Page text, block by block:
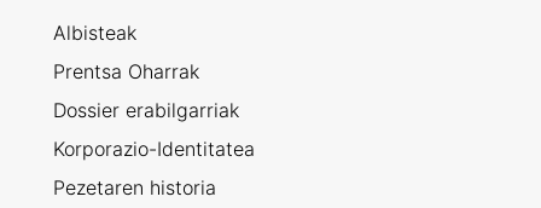
Albisteak
Prentsa Oharrak
Dossier erabilgarriak
Korporazio-Identitatea
Pezetaren historia